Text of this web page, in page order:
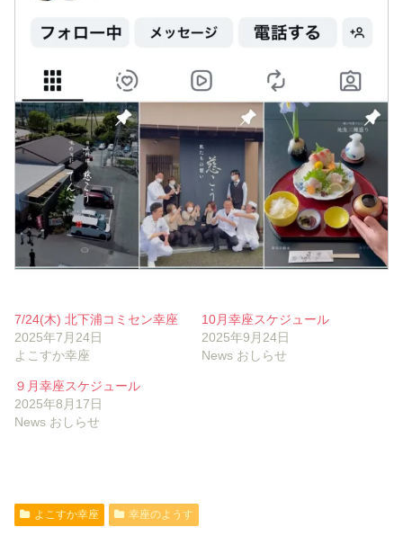
7/24(木) 北下浦コミセン幸座
2025年7月24日
よこすか幸座
10月幸座スケジュール
2025年9月24日
News おしらせ
９月幸座スケジュール
2025年8月17日
News おしらせ
よこすか幸座 幸座のようす